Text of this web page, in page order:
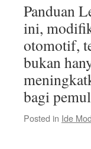
Panduan
ini,
otomotif,
bukan
bagi
Posted in Ide